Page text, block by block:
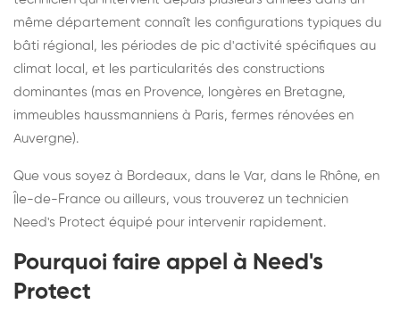
même département connaît les configurations typiques du
bâti régional, les périodes de pic d'activité spécifiques au
climat local, et les particularités des constructions
dominantes (mas en Provence, longères en Bretagne,
immeubles haussmanniens à Paris, fermes rénovées en
Auvergne).
Que vous soyez à Bordeaux, dans le Var, dans le Rhône, en
Île-de-France ou ailleurs, vous trouverez un technicien
Need's Protect équipé pour intervenir rapidement.
Pourquoi faire appel à Need's
Protect